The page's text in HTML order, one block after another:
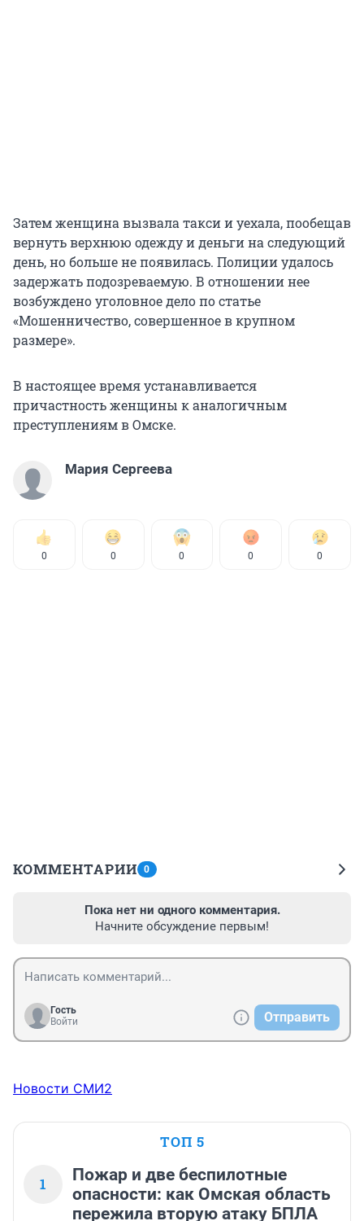
Затем женщина вызвала такси и уехала, пообещав
вернуть верхнюю одежду и деньги на следующий
день, но больше не появилась. Полиции удалось
задержать подозреваемую. В отношении нее
возбуждено уголовное дело по статье
«Мошенничество, совершенное в крупном
размере».
В настоящее время устанавливается
причастность женщины к аналогичным
преступлениям в Омске.
Мария Сергеева
0 0 0 0 0
КОММЕНТАРИИ 0
Пока нет ни одного комментария.
Начните обсуждение первым!
Гость
Войти
Отправить
Новости СМИ2
ТОП 5
1
Пожар и две беспилотные
опасности: как Омская область
пережила вторую атаку БПЛА